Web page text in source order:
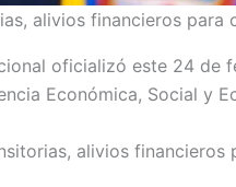
alivios financieros
oficializó este 24 de
Económica, Social y
alivios